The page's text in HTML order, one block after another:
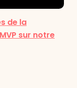
de la
sur notre